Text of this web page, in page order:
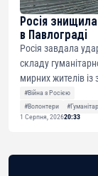
Росія знищила
в Павлограді
Росія завдала
складу
мирних жителів із
#Війна з Росією
#Волонтери
1 Серпня, 202620:33